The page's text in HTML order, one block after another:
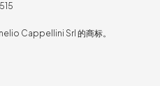
Cappellini Srl 的商标。